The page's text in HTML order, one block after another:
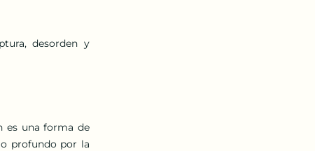
desorden y
es una forma de
profundo por la